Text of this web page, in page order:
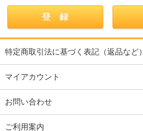
特定商取引法に基づく表記（返品など）
マイアカウント
お問い合わせ
ご利用案内